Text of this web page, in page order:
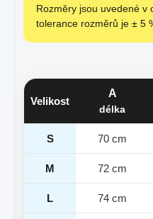
Rozměry jsou uvedené v
tolerance rozměrů je ± 5
Velikost
A
délka
S 70 cm
M 72 cm
L 74 cm